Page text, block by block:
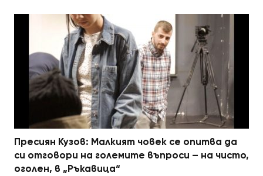
Пресиян Кузов: Малкият човек се опитва да
си отговори на големите въпроси – на чисто,
оголен, в „Ръкавица“